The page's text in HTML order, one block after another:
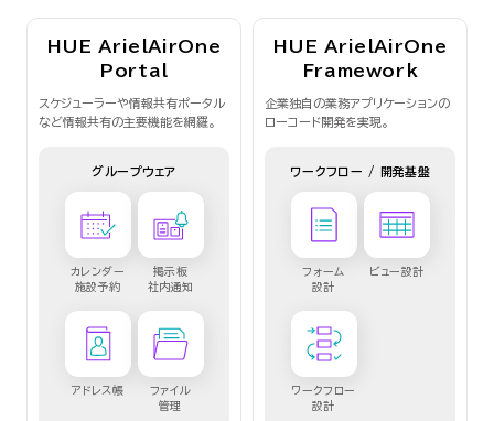
HUE ArielAirOne
Portal
スケジューラーや情報共有ポータル
など情報共有の主要機能を網羅。
グループウェア
カレンダー
施設予約
掲示板
社内通知
アドレス帳
ファイル
管理
HUE ArielAirOne
Framework
企業独自の業務アプリケーションの
ローコード開発を実現。
ワークフロー / 開発基盤
フォーム
設計
ビュー設計
ワークフロー
設計